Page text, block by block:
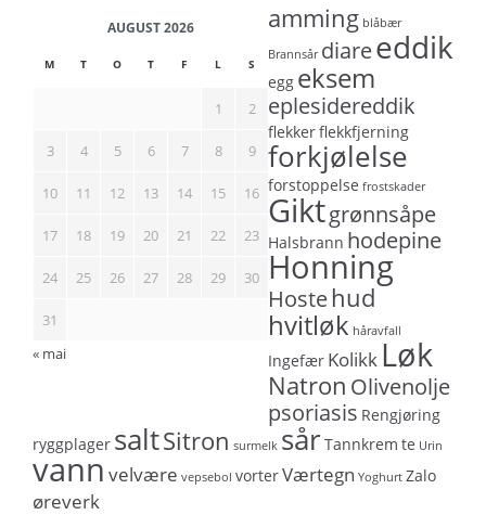
AUGUST 2026
M T O T F L S
1 2
3 4 5 6 7 8 9
10 11 12 13 14 15 16
17 18 19 20 21 22 23
24 25 26 27 28 29 30
31
« mai
amming blåbær
Brannsår diareeddik
egg eksem
eplesidereddik
flekkerflekkfjerning
forkjølelse
forstoppelse frostskader
Giktgrønnsåpe
Halsbrann hodepine
Honning
Hostehud
hvitløk håravfall
Ingefær Kolikk Løk
Natron Olivenolje
psoriasis Rengjøring
ryggplager saltSitron surmelk sårTannkrem te Urin
vann velvære vepsebol vorterVærtegn Yoghurt Zalo
øreverk